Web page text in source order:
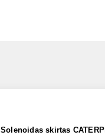
Solenoidas skirtas